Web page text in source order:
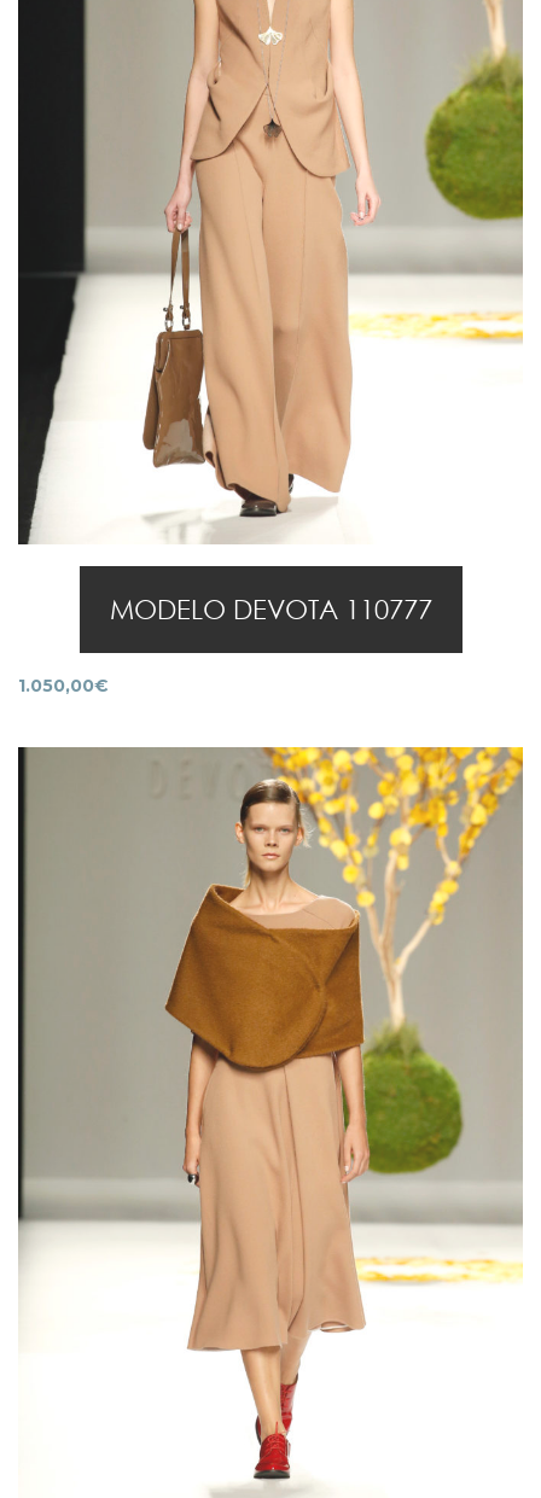
MODELO DEVOTA 110777
1.050,00€